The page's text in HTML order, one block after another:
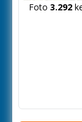
Foto 3.292